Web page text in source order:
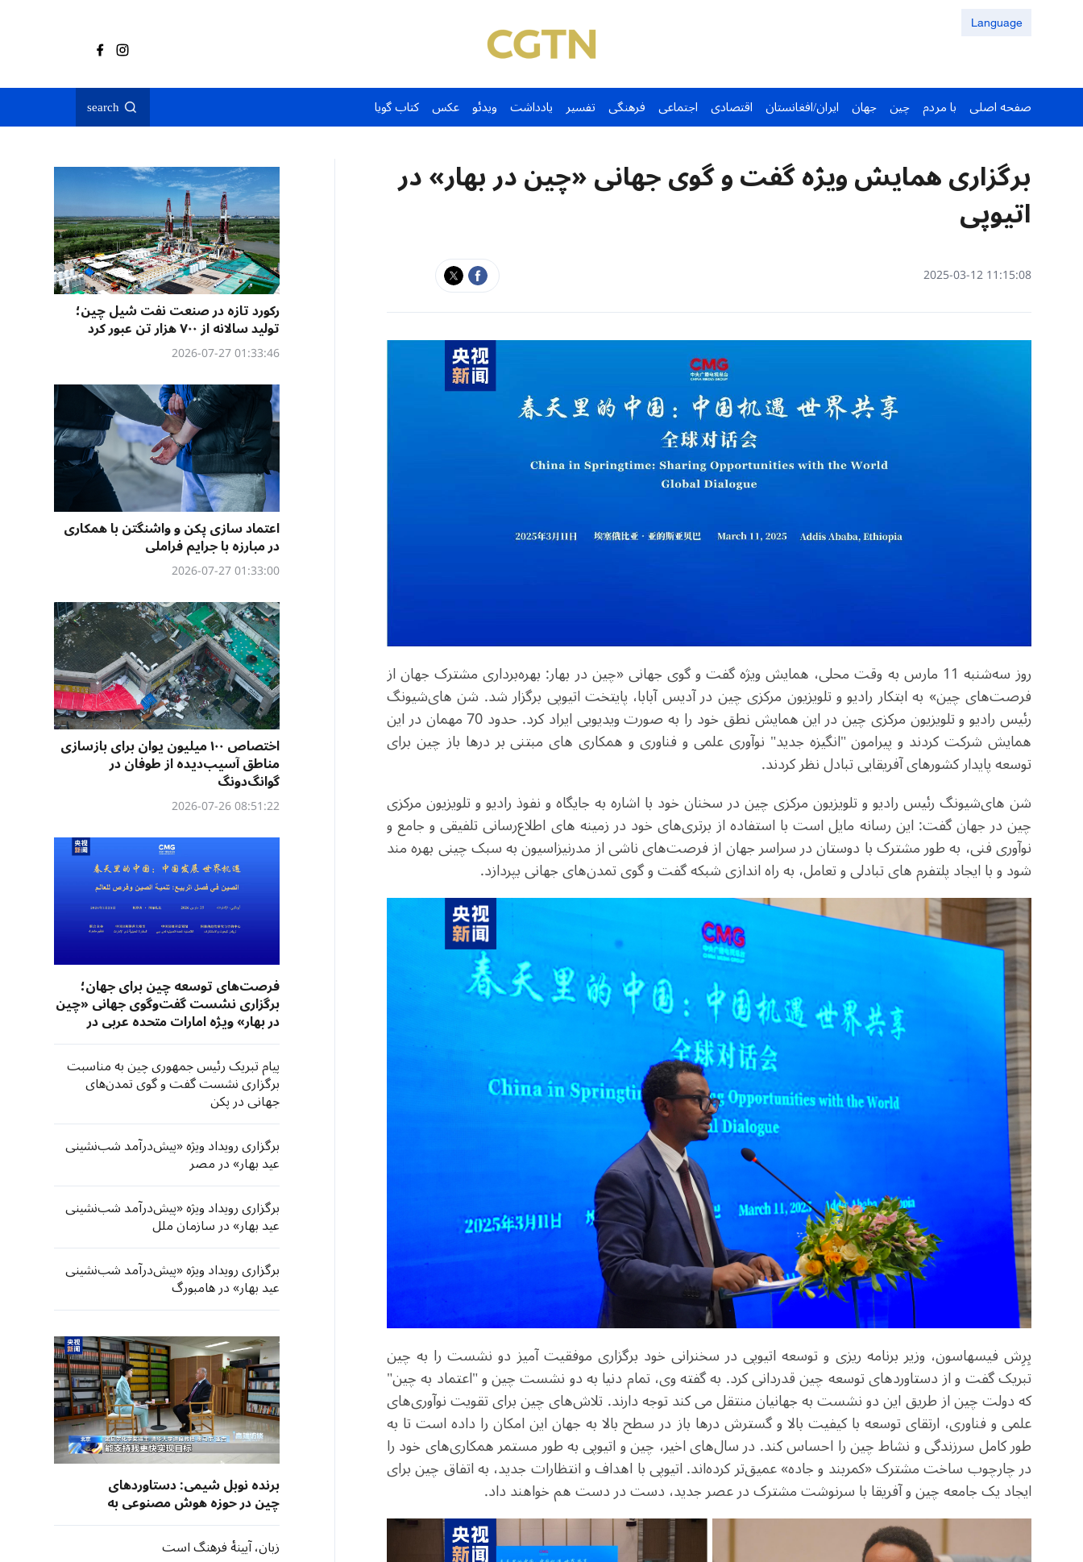
Language
صفحه اصلی با مردم چین جهان ایران/افغانستان اقتصادی اجتماعی فرهنگی تفسیر یادداشت ویدئو عکس کتاب گویا search
برگزاری همایش ویژه گفت و گوی جهانی «چین در بهار» در
اتیوپی
11:15:08 2025-03-12
روز سه‌شنبه 11 مارس به وقت محلی، همایش ویژه گفت و گوی جهانی «چین در بهار: بهره‌برداری مشترک جهان از
فرصت‌های چین» به ابتکار رادیو و تلویزیون مرکزی چین در آدیس آبابا، پایتخت اتیوپی برگزار شد. شن های‌شیونگ
رئیس رادیو و تلویزیون مرکزی چین در این همایش نطق خود را به صورت ویدیویی ایراد کرد. حدود 70 مهمان در این
همایش شرکت کردند و پیرامون "انگیزه جدید" نوآوری علمی و فناوری و همکاری های مبتنی بر درها باز چین برای
توسعه پایدار کشورهای آفریقایی تبادل نظر کردند.
شن های‌شیونگ رئیس رادیو و تلویزیون مرکزی چین در سخنان خود با اشاره به جایگاه و نفوذ رادیو و تلویزیون مرکزی
چین در جهان گفت: این رسانه مایل است با استفاده از برتری‌های خود در زمینه های اطلاع‌رسانی تلفیقی و جامع و
نوآوری فنی، به طور مشترک با دوستان در سراسر جهان از فرصت‌های ناشی از مدرنیزاسیون به سبک چینی بهره مند
شود و با ایجاد پلتفرم های تبادلی و تعامل، به راه اندازی شبکه گفت و گوی تمدن‌های جهانی بپردازد.
بِرِش فیسهاسون، وزیر برنامه ریزی و توسعه اتیوپی در سخنرانی خود برگزاری موفقیت آمیز دو نشست را به چین
تبریک گفت و از دستاوردهای توسعه چین قدردانی کرد. به گفته وی، تمام دنیا به دو نشست چین و "اعتماد به چین"
که دولت چین از طریق این دو نشست به جهانیان منتقل می کند توجه دارند. تلاش‌های چین برای تقویت نوآوری‌های
علمی و فناوری، ارتقای توسعه با کیفیت بالا و گسترش درها باز در سطح بالا به جهان این امکان را داده است تا به
طور کامل سرزندگی و نشاط چین را احساس کند. در سال‌های اخیر، چین و اتیوپی به طور مستمر همکاری‌های خود را
در چارچوب ساخت مشترک «کمربند و جاده» عمیق‌تر کرده‌اند. اتیوپی با اهداف و انتظارات جدید، به اتفاق چین برای
ایجاد یک جامعه چین و آفریقا با سرنوشت مشترک در عصر جدید، دست در دست هم خواهند داد.
رکورد تازه در صنعت نفت شیل چین؛
تولید سالانه از ۷۰۰ هزار تن عبور کرد
01:33:46 2026-07-27
اعتماد سازی پکن و واشنگتن با همکاری
در مبارزه با جرایم فراملی
01:33:00 2026-07-27
اختصاص ۱۰۰ میلیون یوان برای بازسازی
مناطق آسیب‌دیده از طوفان در
گوانگ‌دونگ
08:51:22 2026-07-26
فرصت‌های توسعه چین برای جهان؛
برگزاری نشست گفت‌وگوی جهانی «چین
در بهار» ویژه امارات متحده عربی در
ابوظبی
پیام تبریک رئیس جمهوری چین به مناسبت
برگزاری نشست گفت و گوی تمدن‌های
جهانی در پکن
برگزاری رویداد ویژه «پیش‌درآمد شب‌نشینی
عید بهار» در مصر
برگزاری رویداد ویژه «پیش‌درآمد شب‌نشینی
عید بهار» در سازمان ملل
برگزاری رویداد ویژه «پیش‌درآمد شب‌نشینی
عید بهار» در هامبورگ
برنده نوبل شیمی: دستاوردهای
چین در حوزه هوش مصنوعی به
هیچ‌وجه اتفاقی نیست
زبان، آیینهٔ فرهنگ است